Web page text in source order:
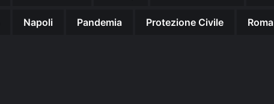
Napoli Pandemia Protezione Civile Roma